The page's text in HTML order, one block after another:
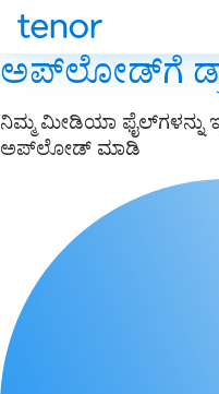
ಅಪ್‌ಲೋಡ್‌ಗೆ
ನಿಮ್ಮ ಮೀಡಿಯಾ ಫೈಲ್‌ಗಳನ್ನು
ಅಪ್‌ಲೋಡ್ ಮಾಡಿ